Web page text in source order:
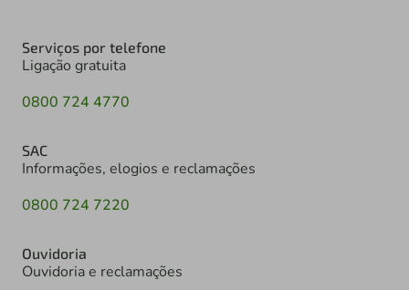
Serviços por telefone
Ligação gratuita
0800 724 4770
SAC
Informações, elogios e reclamações
0800 724 7220
Ouvidoria
Ouvidoria e reclamações